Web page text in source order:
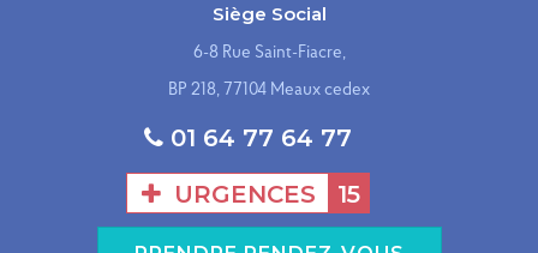
Siège Social
6-8 Rue Saint-Fiacre,
BP 218, 77104 Meaux cedex
01 64 77 64 77
URGENCES
15